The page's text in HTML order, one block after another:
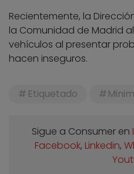
Recientemente, la
la Comunidad de Madrid
vehículos al presentar
hacen inseguros.
Etiquetado
Sigue a Consumer en
Facebook, Linkedin,